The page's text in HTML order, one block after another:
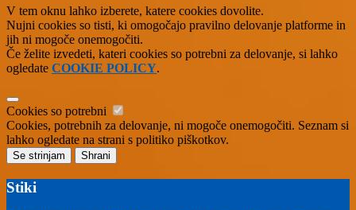
V tem oknu lahko izberete, katere cookies dovolite.
Nujni cookies so tisti, ki omogočajo pravilno delovanje platforme in
jih ni mogoče onemogočiti.
Če želite izvedeti, kateri cookies so potrebni za delovanje, si lahko
ogledate COOKIE POLICY.
Cookies so potrebni
Cookies, potrebnih za delovanje, ni mogoče onemogočiti. Seznam si
lahko ogledate na strani s politiko piškotkov.
Se strinjam Shrani
Stiki